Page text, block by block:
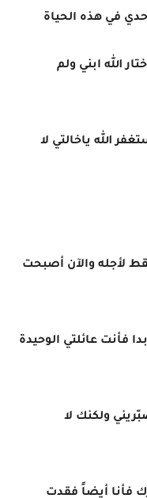
في هذه الحياة
الله ابني ولم
الله ياخالتي لا
لأجله والآن أصبحت
فأنت عائلتي الوحيدة
ولكنك لا
أيضاً فقدت